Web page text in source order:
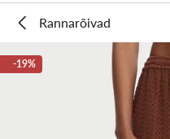
Rannarõivad
-19%